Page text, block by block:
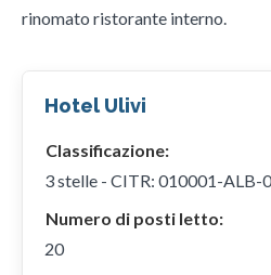
rinomato ristorante interno.
Hotel Ulivi
Classificazione:
3 stelle - CITR: 010001-ALB-
Numero di posti letto:
20